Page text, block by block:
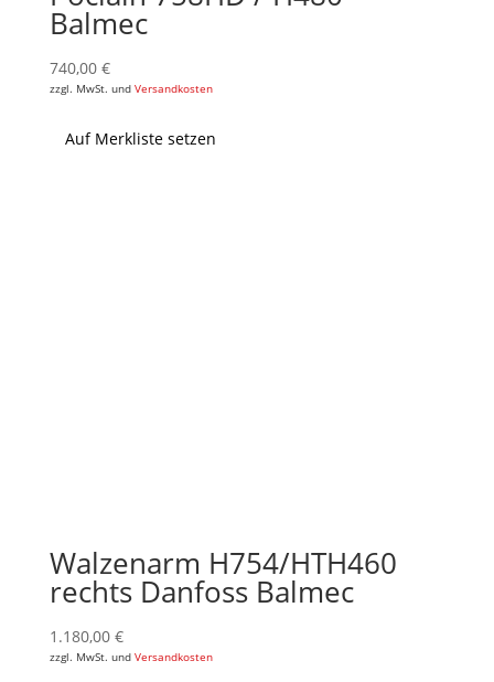
Balmec
740,00 €
zzgl. MwSt. und Versandkosten
Auf Merkliste setzen
Walzenarm H754/HTH460
rechts Danfoss Balmec
1.180,00 €
zzgl. MwSt. und Versandkosten